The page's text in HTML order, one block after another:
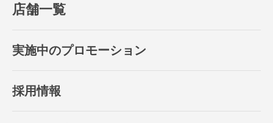
店舗一覧
実施中のプロモーション
採用情報